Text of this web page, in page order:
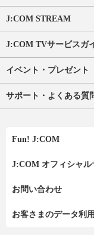
J:COM STREAM
J:COM TVサービスガ
イベント・プレゼント
サポート・よくある質
Fun! J:COM
J:COM オフィシャル
お問い合わせ
お客さまのデータ利